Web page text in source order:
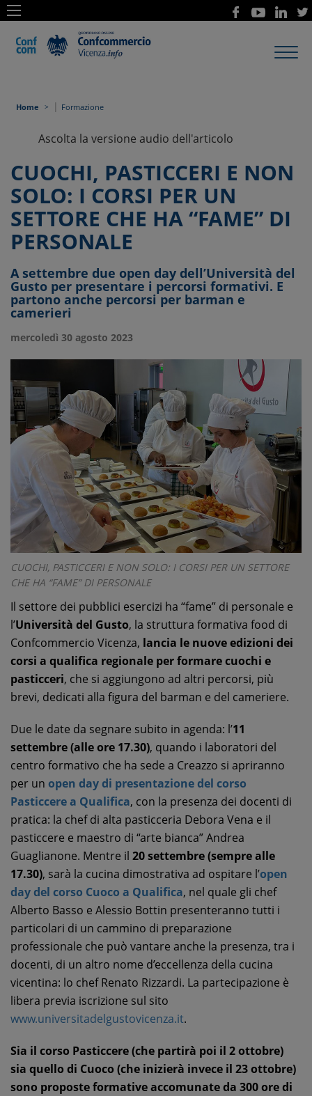
Home | Formazione
Ascolta la versione audio dell'articolo
CUOCHI, PASTICCERI E NON
SOLO: I CORSI PER UN
SETTORE CHE HA “FAME” DI
PERSONALE
A settembre due open day dell’Università del
Gusto per presentare i percorsi formativi. E
partono anche percorsi per barman e
camerieri
mercoledì 30 agosto 2023
CUOCHI, PASTICCERI E NON SOLO: I CORSI PER UN SETTORE
CHE HA “FAME” DI PERSONALE
Il settore dei pubblici esercizi ha “fame” di personale e
l’Università del Gusto, la struttura formativa food di
Confcommercio Vicenza, lancia le nuove edizioni dei
corsi a qualifica regionale per formare cuochi e
pasticceri, che si aggiungono ad altri percorsi, più
brevi, dedicati alla figura del barman e del cameriere.
Due le date da segnare subito in agenda: l’11
settembre (alle ore 17.30), quando i laboratori del
centro formativo che ha sede a Creazzo si apriranno
per un open day di presentazione del corso
Pasticcere a Qualifica, con la presenza dei docenti di
pratica: la chef di alta pasticceria Debora Vena e il
pasticcere e maestro di “arte bianca” Andrea
Guaglianone. Mentre il 20 settembre (sempre alle
17.30), sarà la cucina dimostrativa ad ospitare l’open
day del corso Cuoco a Qualifica, nel quale gli chef
Alberto Basso e Alessio Bottin presenteranno tutti i
particolari di un cammino di preparazione
professionale che può vantare anche la presenza, tra i
docenti, di un altro nome d’eccellenza della cucina
vicentina: lo chef Renato Rizzardi. La partecipazione è
libera previa iscrizione sul sito
www.universitadelgustovicenza.it.
Sia il corso Pasticcere (che partirà poi il 2 ottobre)
sia quello di Cuoco (che inizierà invece il 23 ottobre)
sono proposte formative accomunate da 300 ore di